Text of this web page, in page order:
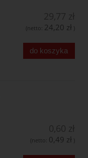
(netto: 24,20 zł )
do koszyka
(netto: 0,49 zł )